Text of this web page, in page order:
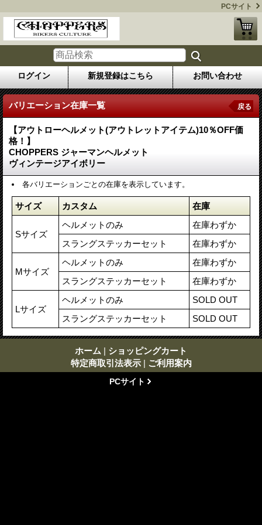
PCサイト
ログイン 新規登録はこちら お問い合わせ
バリエーション在庫一覧 戻る
【アウトローヘルメット(アウトレットアイテム)10％OFF価
格！】
CHOPPERS ジャーマンヘルメット
ヴィンテージアイボリー
各バリエーションごとの在庫を表示しています。
サイズ カスタム 在庫
Sサイズ
ヘルメットのみ
在庫わずか
スラングステッカーセット
在庫わずか
Mサイズ
ヘルメットのみ
在庫わずか
スラングステッカーセット
在庫わずか
Lサイズ
ヘルメットのみ
SOLD OUT
スラングステッカーセット
SOLD OUT
ホーム | ショッピングカート
特定商取引法表示 | ご利用案内
PCサイト